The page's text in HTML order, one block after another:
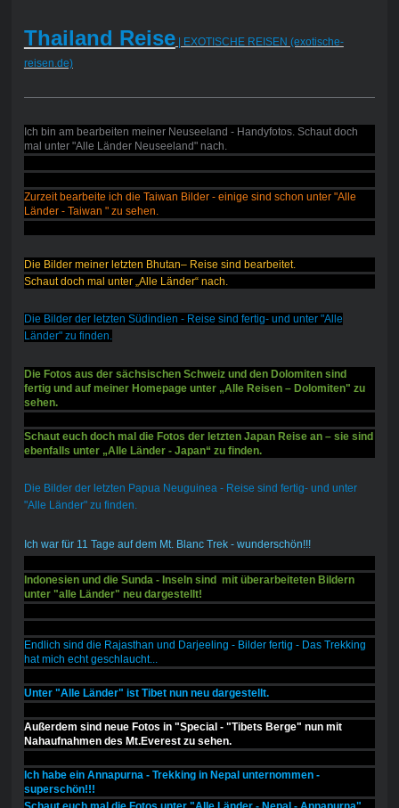
Thailand Reise| EXOTISCHE REISEN (exotische-
reisen.de)
Ich bin am bearbeiten meiner Neuseeland - Handyfotos. Schaut doch
mal unter "Alle Länder Neuseeland" nach.
Zurzeit bearbeite ich die Taiwan Bilder - einige sind schon unter "Alle
Länder - Taiwan " zu sehen.
Die Bilder meiner letzten Bhutan– Reise sind bearbeitet.
Schaut doch mal unter „Alle Länder“ nach.
Die Bilder der letzten Südindien - Reise sind fertig- und unter "Alle
Länder" zu finden.
Die Fotos aus der sächsischen Schweiz und den Dolomiten sind
fertig und auf meiner Homepage unter „Alle Reisen – Dolomiten" zu
sehen.
Schaut euch doch mal die Fotos der letzten Japan Reise an – sie sind
ebenfalls unter „Alle Länder - Japan“ zu finden.
Die Bilder der letzten Papua Neuguinea - Reise sind fertig- und unter
"Alle Länder" zu finden.
Ich war für 11 Tage auf dem Mt. Blanc Trek - wunderschön!!!
Indonesien und die Sunda - Inseln sind mit überarbeiteten Bildern
unter "alle Länder" neu dargestellt!
Endlich sind die Rajasthan und Darjeeling - Bilder fertig - Das Trekking
hat mich echt geschlaucht...
Unter "Alle Länder" ist Tibet nun neu dargestellt.
Außerdem sind neue Fotos in "Special - "Tibets Berge" nun mit
Nahaufnahmen des Mt.Everest zu sehen.
Ich habe ein Annapurna - Trekking in Nepal unternommen -
superschön!!!